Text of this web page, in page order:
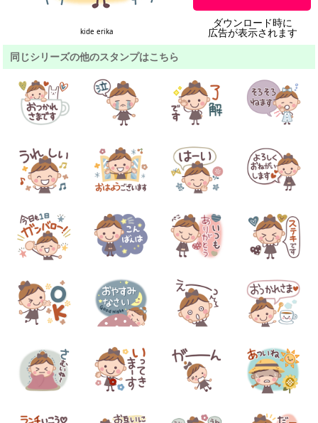
kide erika
ダウンロード時に
広告が表示されます
同じシリーズの他のスタンプはこちら